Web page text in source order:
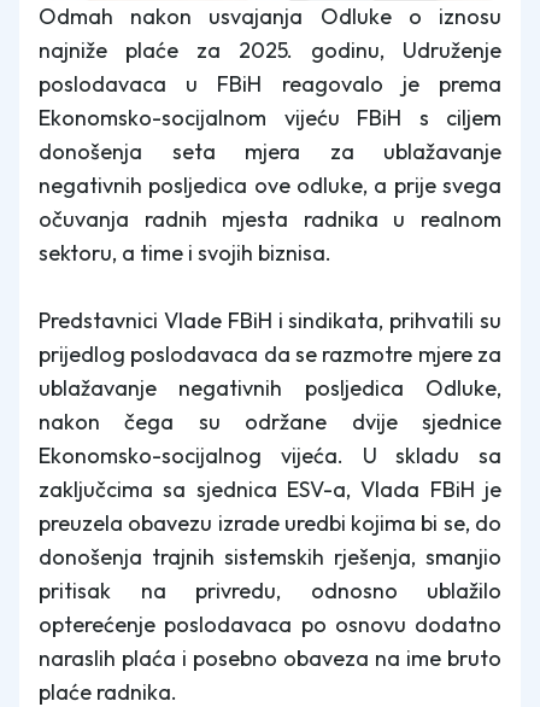
Odmah nakon usvajanja Odluke o iznosu
najniže plaće za 2025. godinu, Udruženje
poslodavaca u FBiH reagovalo je prema
Ekonomsko-socijalnom vijeću FBiH s ciljem
donošenja seta mjera za ublažavanje
negativnih posljedica ove odluke, a prije svega
očuvanja radnih mjesta radnika u realnom
sektoru, a time i svojih biznisa.
Predstavnici Vlade FBiH i sindikata, prihvatili su
prijedlog poslodavaca da se razmotre mjere za
ublažavanje negativnih posljedica Odluke,
nakon čega su održane dvije sjednice
Ekonomsko-socijalnog vijeća. U skladu sa
zaključcima sa sjednica ESV-a, Vlada FBiH je
preuzela obavezu izrade uredbi kojima bi se, do
donošenja trajnih sistemskih rješenja, smanjio
pritisak na privredu, odnosno ublažilo
opterećenje poslodavaca po osnovu dodatno
naraslih plaća i posebno obaveza na ime bruto
plaće radnika.